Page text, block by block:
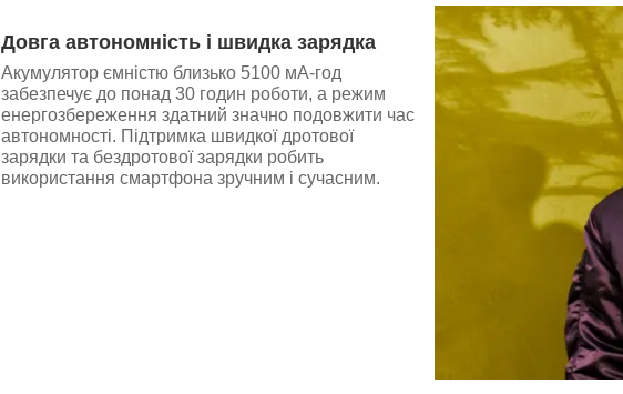
Довга автономність і швидка зарядка
Акумулятор ємністю близько 5100 мА-год
забезпечує до понад 30 годин роботи, а режим
енергозбереження здатний значно подовжити час
автономності. Підтримка швидкої дротової
зарядки та бездротової зарядки робить
використання смартфона зручним і сучасним.